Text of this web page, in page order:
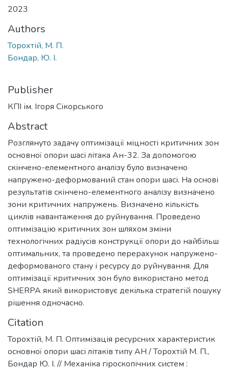
2023
Authors
Торохтій, М. П.
Бондар, Ю. І.
Publisher
КПІ ім. Ігоря Сікорського
Abstract
Розглянуто задачу оптимізації міцності критичних зон
основної опори шасі літака Ан-32. За допомогою
скінчено-елементного аналізу було визначено
напружено-деформований стан опори шасі. На основі
результатів скінчено-елементного аналізу визначено
зони критичних напружень. Визначено кількість
циклів навантаження до руйнування. Проведено
оптимізацію критичних зон шляхом зміни
технологічних радіусів конструкції опори до найбільш
оптимальних, та проведено перерахунок напружено-
деформованого стану і ресурсу до руйнування. Для
оптимізації критичних зон було використано метод
SHERPA який використовує декілька стратегій пошуку
рішення одночасно.
Citation
Торохтій, М. П. Оптимізація ресурсних характеристик
основної опори шасі літаків типу АН / Торохтій М. П.,
Бондар Ю. І. // Механіка гіроскопічних систем :